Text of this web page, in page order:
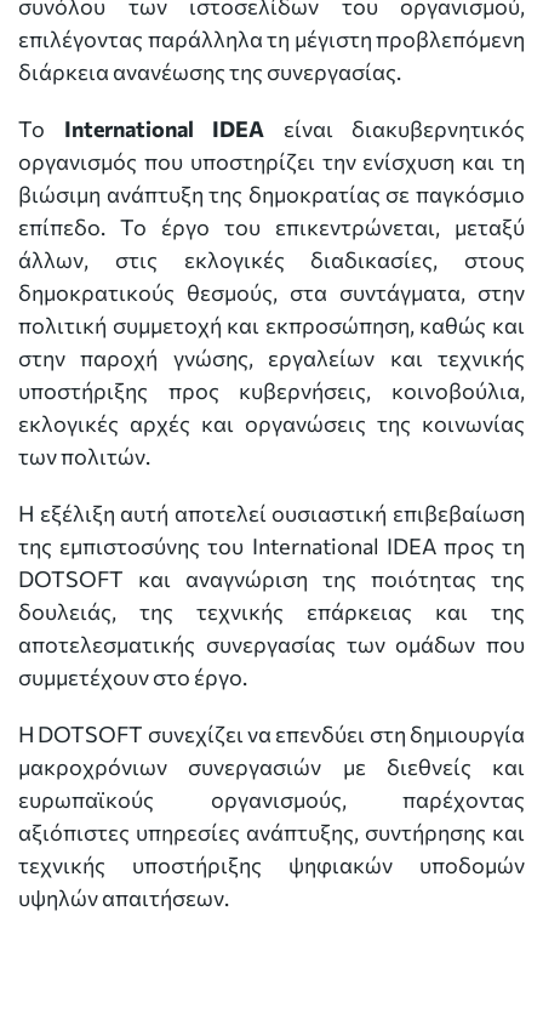
συνόλου των ιστοσελίδων του οργανισμού,
επιλέγοντας παράλληλα τη μέγιστη προβλεπόμενη
διάρκεια ανανέωσης της συνεργασίας.
Το International IDEA είναι διακυβερνητικός
οργανισμός που υποστηρίζει την ενίσχυση και τη
βιώσιμη ανάπτυξη της δημοκρατίας σε παγκόσμιο
επίπεδο. Το έργο του επικεντρώνεται, μεταξύ
άλλων, στις εκλογικές διαδικασίες, στους
δημοκρατικούς θεσμούς, στα συντάγματα, στην
πολιτική συμμετοχή και εκπροσώπηση, καθώς και
στην παροχή γνώσης, εργαλείων και τεχνικής
υποστήριξης προς κυβερνήσεις, κοινοβούλια,
εκλογικές αρχές και οργανώσεις της κοινωνίας
των πολιτών.
Η εξέλιξη αυτή αποτελεί ουσιαστική επιβεβαίωση
της εμπιστοσύνης του International IDEA προς τη
DOTSOFT και αναγνώριση της ποιότητας της
δουλειάς, της τεχνικής επάρκειας και της
αποτελεσματικής συνεργασίας των ομάδων που
συμμετέχουν στο έργο.
Η DOTSOFT συνεχίζει να επενδύει στη δημιουργία
μακροχρόνιων συνεργασιών με διεθνείς και
ευρωπαϊκούς οργανισμούς, παρέχοντας
αξιόπιστες υπηρεσίες ανάπτυξης, συντήρησης και
τεχνικής υποστήριξης ψηφιακών υποδομών
υψηλών απαιτήσεων.